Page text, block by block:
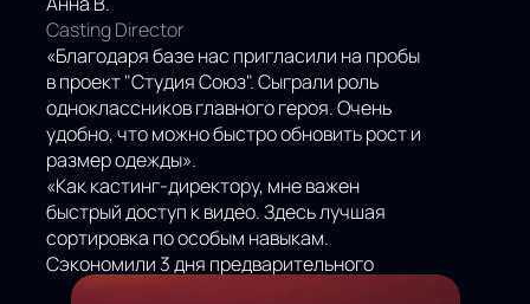
Casting Director
«Благодаря базе нас пригласили на пробы
в проект "Студия Союз". Сыграли роль
одноклассников главного героя. Очень
удобно, что можно быстро обновить рост и
размер одежды».
«Как кастинг-директору, мне важен
быстрый доступ к видео. Здесь лучшая
сортировка по особым навыкам.
Сэкономили 3 дня предварительного
поиска».